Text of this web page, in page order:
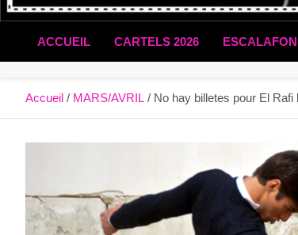
ACCUEIL CARTELS 2026 ESCALAFON
Accueil MARS/AVRIL No hay billetes pour El